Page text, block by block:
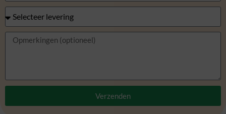
Verzenden